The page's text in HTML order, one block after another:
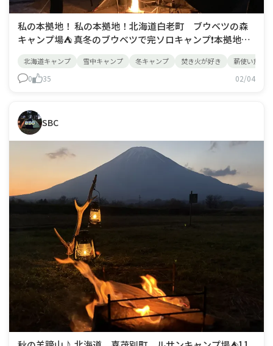
私の本拠地！ 私の本拠地！北海道白老町 ブウベツの森
キャンプ場⛺️ 真冬のブウベツで完ソロキャンプ❗️本拠地ブ
👍 ここに来ると、ひたすら焚き火🔥に没頭しています😊
北海道キャンプ 雪中キャンプ 冬キャンプ 焚き火が好き 薪使い放題
0 35 02/04
SBC